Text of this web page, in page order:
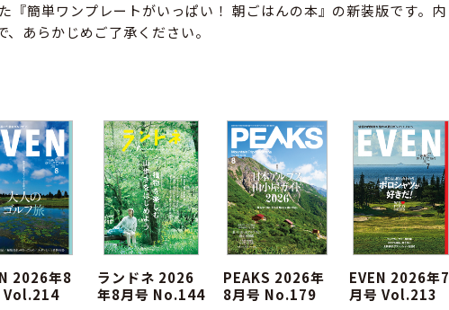
『簡単ワンプレートがいっぱい！ 朝ごはんの本』の新装版です。内
あらかじめご了承ください。
2026年8
Vol.214
ランドネ 2026
年8月号 No.144
PEAKS 2026年
8月号 No.179
EVEN 2026年7
月号 Vol.213